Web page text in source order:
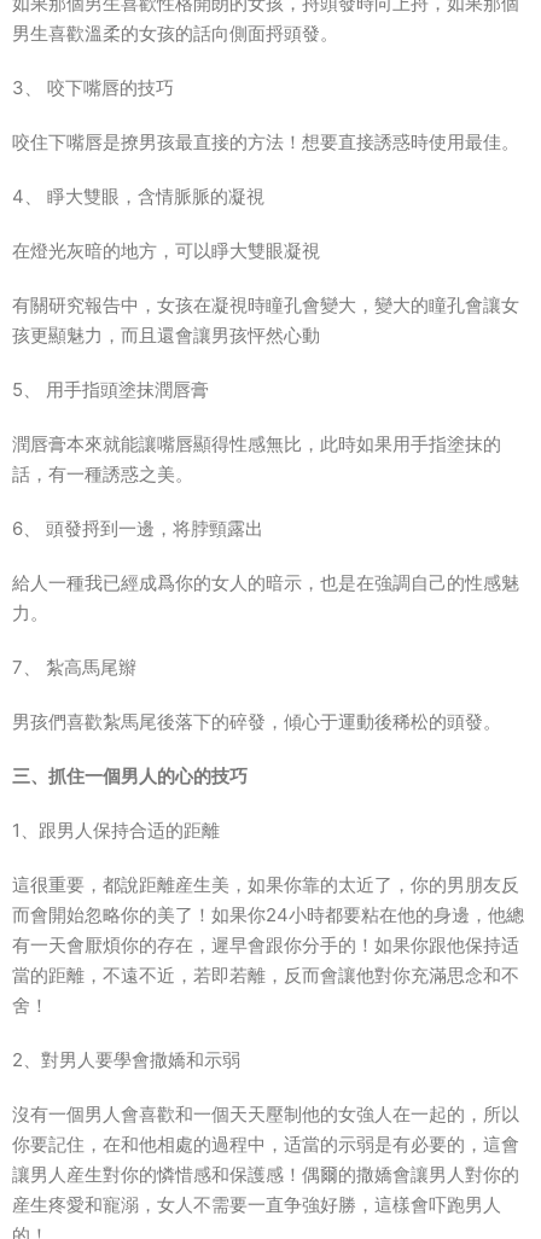
男生喜歡溫柔的女孩的話向側面捋頭發。
3、 咬下嘴唇的技巧
咬住下嘴唇是撩男孩最直接的方法！想要直接誘惑時使用最佳。
4、 睜大雙眼，含情脈脈的凝視
在燈光灰暗的地方，可以睜大雙眼凝視
有關研究報告中，女孩在凝視時瞳孔會變大，變大的瞳孔會讓女
孩更顯魅力，而且還會讓男孩怦然心動
5、 用手指頭塗抹潤唇膏
潤唇膏本來就能讓嘴唇顯得性感無比，此時如果用手指塗抹的
話，有一種誘惑之美。
6、 頭發捋到一邊，将脖頸露出
給人一種我已經成爲你的女人的暗示，也是在強調自己的性感魅
力。
7、 紮高馬尾辮
男孩們喜歡紮馬尾後落下的碎發，傾心于運動後稀松的頭發。
三、抓住一個男人的心的技巧
1、跟男人保持合适的距離
這很重要，都說距離産生美，如果你靠的太近了，你的男朋友反
而會開始忽略你的美了！如果你24小時都要粘在他的身邊，他總
有一天會厭煩你的存在，遲早會跟你分手的！如果你跟他保持适
當的距離，不遠不近，若即若離，反而會讓他對你充滿思念和不
舍！
2、對男人要學會撒嬌和示弱
沒有一個男人會喜歡和一個天天壓制他的女強人在一起的，所以
你要記住，在和他相處的過程中，适當的示弱是有必要的，這會
讓男人産生對你的憐惜感和保護感！偶爾的撒嬌會讓男人對你的
産生疼愛和寵溺，女人不需要一直争強好勝，這樣會吓跑男人